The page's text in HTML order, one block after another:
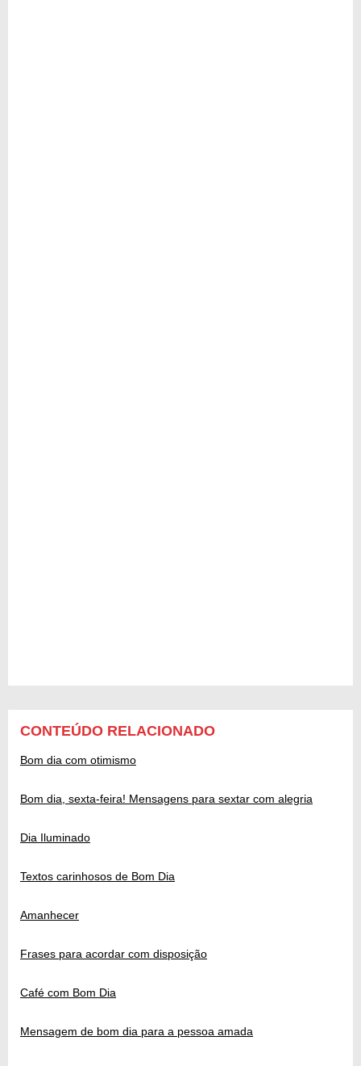
CONTEÚDO RELACIONADO
Bom dia com otimismo
Bom dia, sexta-feira! Mensagens para sextar com alegria
Dia Iluminado
Textos carinhosos de Bom Dia
Amanhecer
Frases para acordar com disposição
Café com Bom Dia
Mensagem de bom dia para a pessoa amada